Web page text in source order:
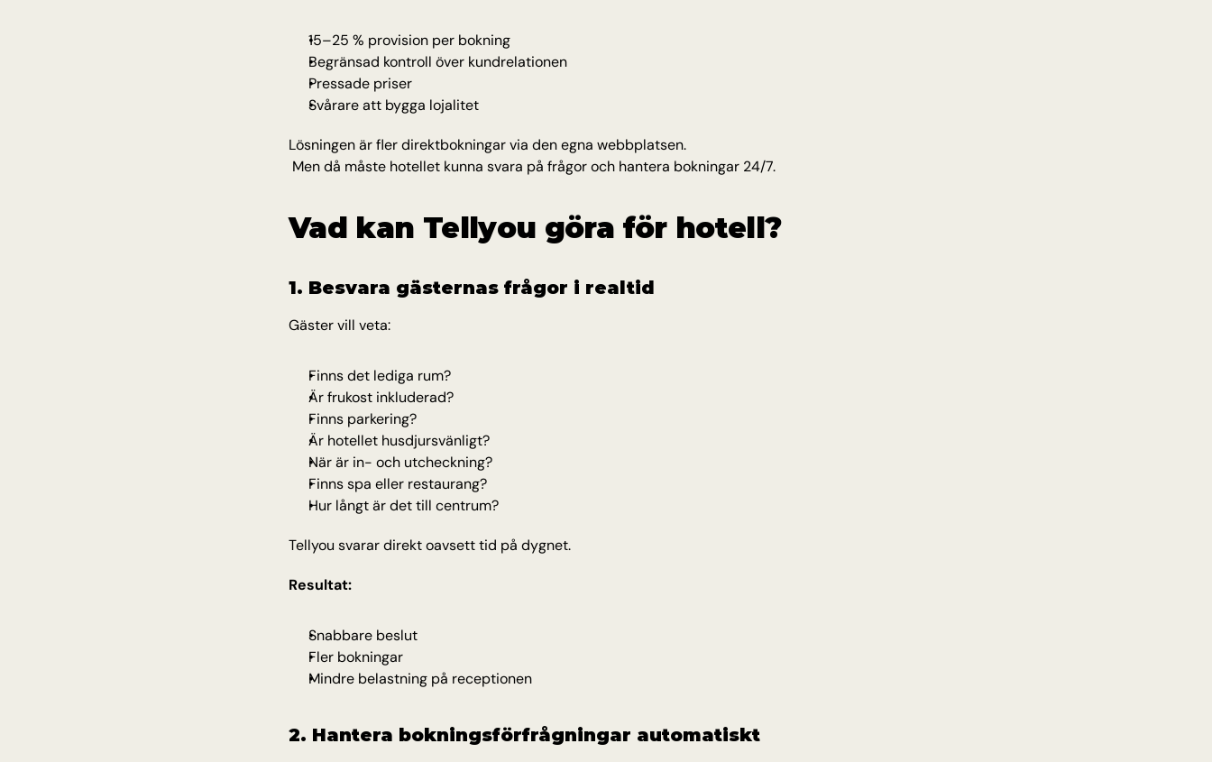
15–25 % provision per bokning
Begränsad kontroll över kundrelationen
Pressade priser
Svårare att bygga lojalitet
Lösningen är fler direktbokningar via den egna webbplatsen.
Men då måste hotellet kunna svara på frågor och hantera bokningar 24/7.
Vad kan Tellyou göra för hotell?
1. Besvara gästernas frågor i realtid
Gäster vill veta:
Finns det lediga rum?
Är frukost inkluderad?
Finns parkering?
Är hotellet husdjursvänligt?
När är in- och utcheckning?
Finns spa eller restaurang?
Hur långt är det till centrum?
Tellyou svarar direkt oavsett tid på dygnet.
Resultat:
Snabbare beslut
Fler bokningar
Mindre belastning på receptionen
2. Hantera bokningsförfrågningar automatiskt